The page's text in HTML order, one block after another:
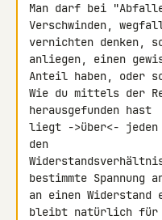
Man darf bei
Verschwinden,
vernichten denken,
anliegen, einen
Anteil haben, oder
Wie du mittels der
herausgefunden hast
liegt ->über<- jeden
den
bestimmte Spannung
an einen Widerstand
bleibt natürlich für